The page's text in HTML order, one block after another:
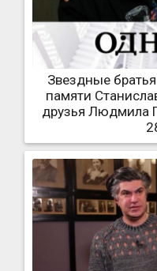
Звездные
памяти
друзья Людмила